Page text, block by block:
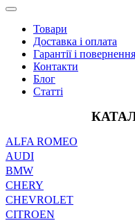
Товари
Доставка і оплата
Гарантії і повернення
Контакти
Блог
Статті
ALFA ROMEO
AUDI
BMW
CHERY
CHEVROLET
CITROEN